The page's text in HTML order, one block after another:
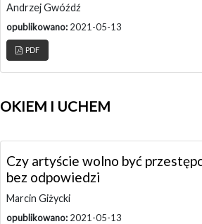
Andrzej Gwóźdź
opublikowano: 2021-05-13
PDF
OKIEM I UCHEM
Czy artyście wolno być
bez odpowiedzi
Marcin Giżycki
opublikowano: 2021-05-13